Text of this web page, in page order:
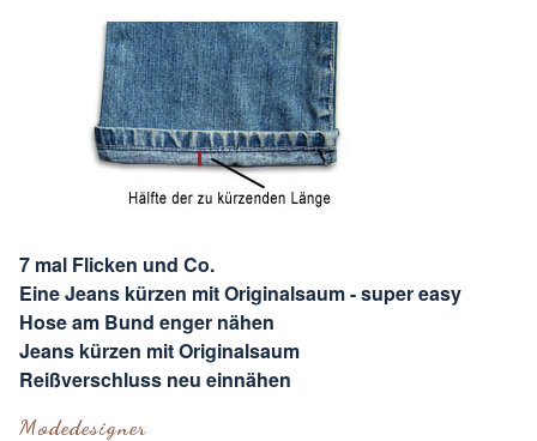
7 mal Flicken und Co.
Eine Jeans kürzen mit Originalsaum - super easy
Hose am Bund enger nähen
Jeans kürzen mit Originalsaum
Reißverschluss neu einnähen
Modedesigner